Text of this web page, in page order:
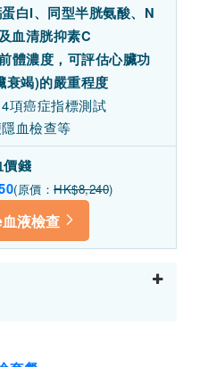
白I、同型半胱氨酸、N
血清胱抑素C
體濃度，可評估心臟功
衰竭)的嚴重程度
項癌症指標測試
血檢查等
價錢
(原價： HK$8,240)
液檢查